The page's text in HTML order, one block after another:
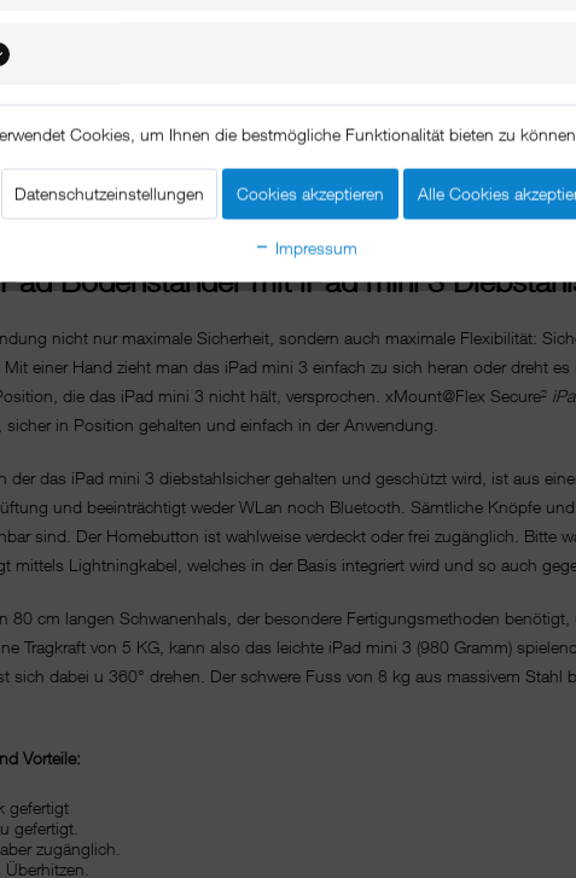
Beschreibung
Bodenständer mit iPad mini 3
nicht nur maximale Sicherheit, sondern auch maximale Flexibilität:
einer Hand zieht man das iPad mini 3 einfach zu sich heran oder dreht
die das iPad mini 3 nicht hält, versprochen. xMount@Flex Secure²
in Position gehalten und einfach in der Anwendung.
der das iPad mini 3 diebstahlsicher gehalten und geschützt wird, ist aus
und beeinträchtigt weder WLan noch Bluetooth. Sämtliche Knöpfe
sind. Der Homebutton ist wahlweise verdeckt oder frei zugänglich. Bitte
mittels Lightningkabel, welches in der Basis integriert wird und so auch
80 cm langen Schwanenhals, der besondere Fertigungsmethoden
Tragkraft von 5 KG, kann also das leichte iPad mini 3 (980 Gramm)
sich dabei u 360° drehen. Der schwere Fuss von 8 kg aus massivem
Vorteile:
gefertigt
gefertigt.
zugänglich.
Cookies, um Ihnen die bestmögliche Funktionalität bieten zu
Datenschutzeinstellungen Cookies akzeptieren Alle Cookies
Impressum